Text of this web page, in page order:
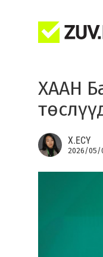
ХААН
Х.ЕСҮ
2026/05/